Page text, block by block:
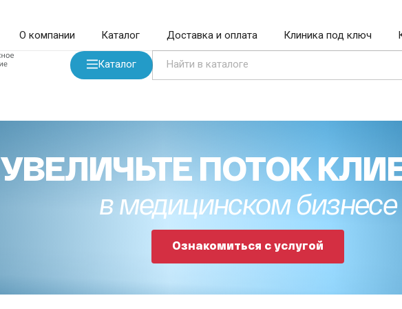
О компании Каталог Доставка и оплата Клиника под ключ
Каталог
УВЕЛИЧЬТЕ ПОТОК
в медицинском бизнесе
Ознакомиться с услугой